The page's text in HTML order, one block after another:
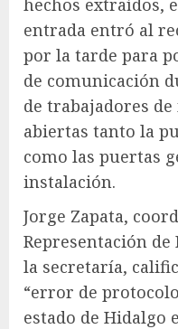
hechos extraídos,
entrada entró al
por la tarde para
de comunicación
de trabajadores
abiertas tanto la
como las puertas
instalación.
Jorge Zapata,
Representación
la secretaría,
“error de
estado de Hidalgo